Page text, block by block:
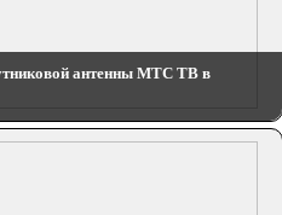
антенны МТС ТВ в